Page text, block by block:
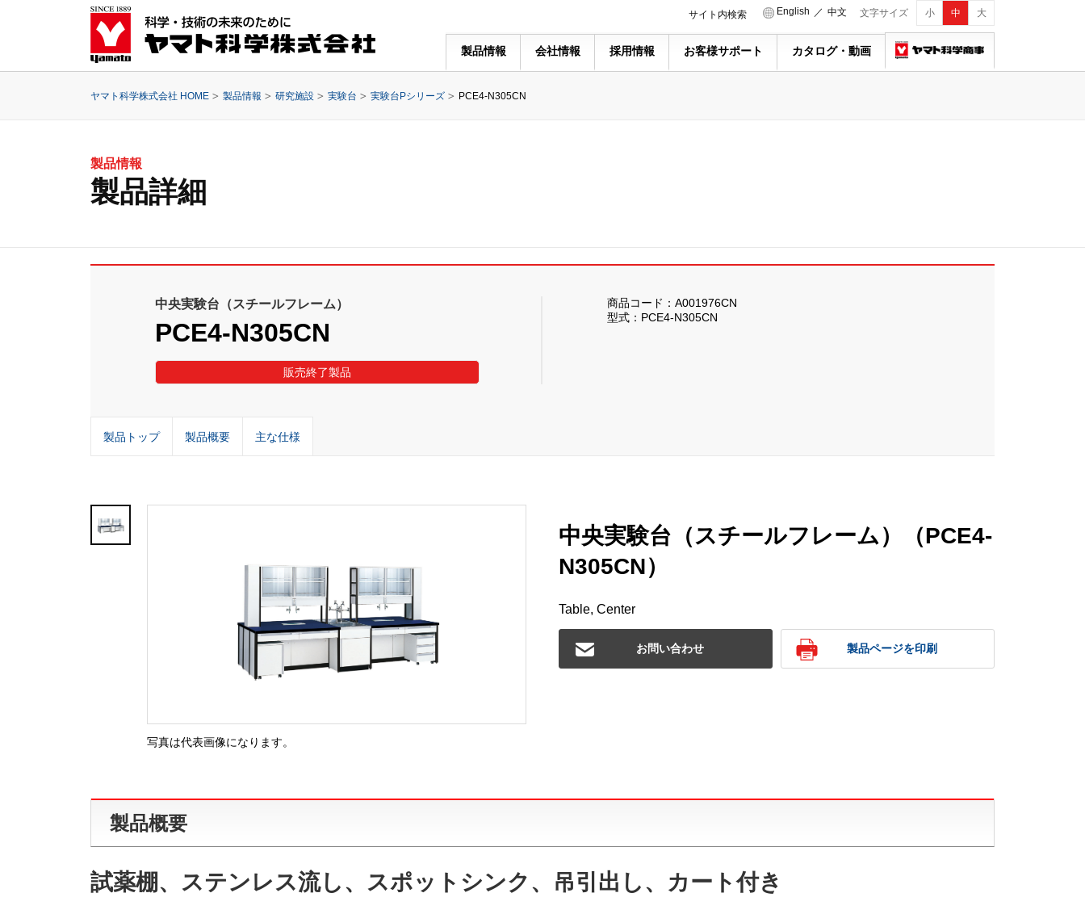
文字サイズ 小 中 大
English ／ 中文
サイト内検索
製品情報 会社情報 採用情報 お客様サポート カタログ・動画
ヤマト科学株式会社 HOME 製品情報 研究施設 実験台 実験台Pシリーズ PCE4-N305CN
製品情報
製品詳細
中央実験台（スチールフレーム）
PCE4-N305CN
販売終了製品
商品コード：A001976CN
型式：PCE4-N305CN
製品トップ 製品概要 主な仕様
写真は代表画像になります。
中央実験台（スチールフレーム）（PCE4-
N305CN）
Table, Center
お問い合わせ 製品ページを印刷
製品概要
試薬棚、ステンレス流し、スポットシンク、吊引出し、カート付き